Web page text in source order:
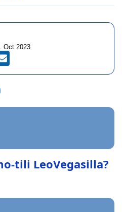
Oct 2023
tili LeoVegasilla?